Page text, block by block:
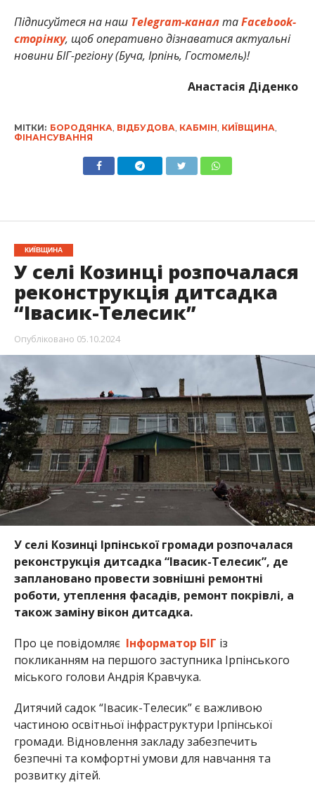
Підписуйтеся на наш Telegram-канал таFacebook-
сторінку, щоб оперативно дізнаватися актуальні
новини БІГ-регіону (Буча, Ірпінь, Гостомель)!
Анастасія Діденко
МІТКИ: БОРОДЯНКА, ВІДБУДОВА, КАБМІН, КИЇВЩИНА,
ФІНАНСУВАННЯ
КИЇВЩИНА
У селі Козинці розпочалася
реконструкція дитсадка
“Івасик-Телесик”
Опубліковано 05.10.2024
У селі Козинці Ірпінської громади розпочалася
реконструкція дитсадка “Івасик-Телесик”, де
заплановано провести зовнішні ремонтні
роботи, утеплення фасадів, ремонт покрівлі, а
також заміну вікон дитсадка.
Про це повідомляє Інформатор БІГ із
покликанням на першого заступника Ірпінського
міського голови Андрія Кравчука.
Дитячий садок “Івасик-Телесик” є важливою
частиною освітньої інфраструктури Ірпінської
громади. Відновлення закладу забезпечить
безпечні та комфортні умови для навчання та
розвитку дітей.